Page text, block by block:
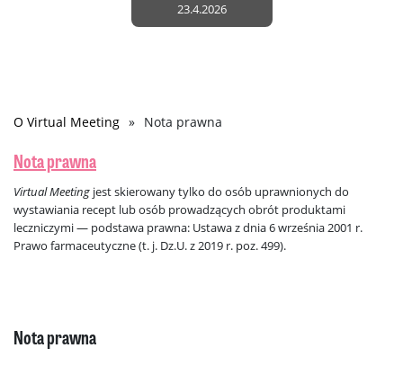
23.4.2026
Ścieżka
nawigacyjna
O Virtual Meeting Nota prawna
Nota prawna
Virtual Meeting jest skierowany tylko do osób uprawnionych do
wystawiania recept lub osób prowadzących obrót produktami
leczniczymi — podstawa prawna: Ustawa z dnia 6 września 2001 r.
Prawo farmaceutyczne (t. j. Dz.U. z 2019 r. poz. 499).
Nota prawna